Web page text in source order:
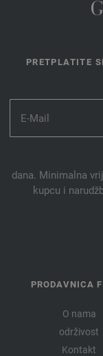
PRETPLATITE
dana. Minimalna
kupcu i
PRODAVNICA
O nama
održivost
Kontakt